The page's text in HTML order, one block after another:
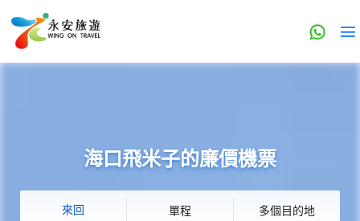
海口飛米子的廉價機票
來回 單程 多個目的地